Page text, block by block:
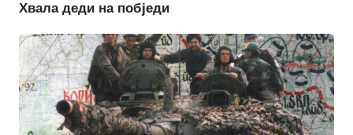
Хвала деди на побједи